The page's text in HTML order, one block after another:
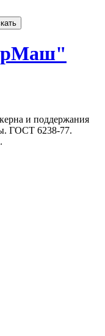
и поддержания
ГОСТ 6238-77.